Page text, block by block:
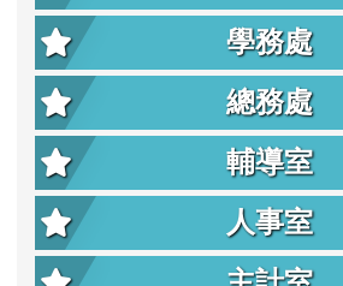
學務處
總務處
輔導室
人事室